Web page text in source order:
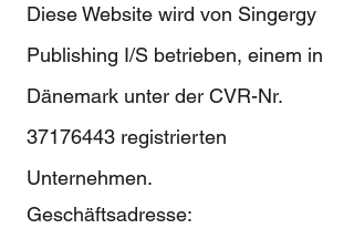
Diese Website wird von Singergy
Publishing I/S betrieben, einem in
Dänemark unter der CVR-Nr.
37176443 registrierten
Unternehmen.
Geschäftsadresse: